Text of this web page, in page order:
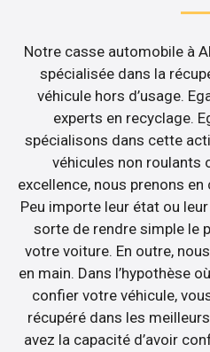
Notre casse automobile à
spécialisée dans la
véhicule hors d’usage.
experts en recyclage.
spécialisons dans cette
véhicules non roulants
excellence, nous prenons
Peu importe leur état ou
sorte de rendre simple le
votre voiture. En outre,
en main. Dans l’hypothèse
confier votre véhicule,
récupéré dans les
avez la capacité d’avoir